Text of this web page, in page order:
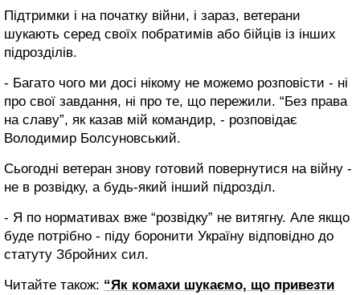
Підтримки і на початку війни, і зараз, ветерани
шукають серед своїх побратимів або бійців із інших
підрозділів.
- Багато чого ми досі нікому не можемо розповісти - ні
про свої завдання, ні про те, що пережили. “Без права
на славу”, як казав мій командир, - розповідає
Володимир Болсуновський.
Сьогодні ветеран знову готовий повернутися на війну -
не в розвідку, а будь-який інший підрозділ.
- Я по нормативах вже “розвідку” не витягну. Але якщо
буде потрібно - піду боронити Україну відповідно до
статуту Збройних сил.
Читайте також: “Як комахи шукаємо, що привезти